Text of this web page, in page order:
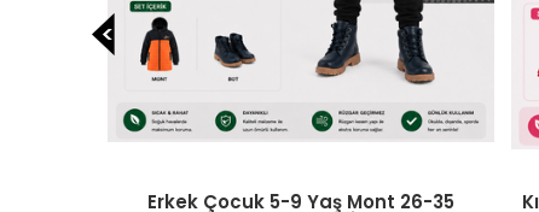
Kız Çocuk 5-9 Yaş Mont 26-35 Numara